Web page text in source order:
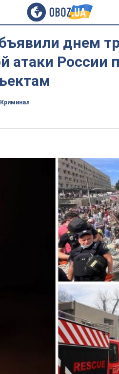
днем
атаки России
Криминал